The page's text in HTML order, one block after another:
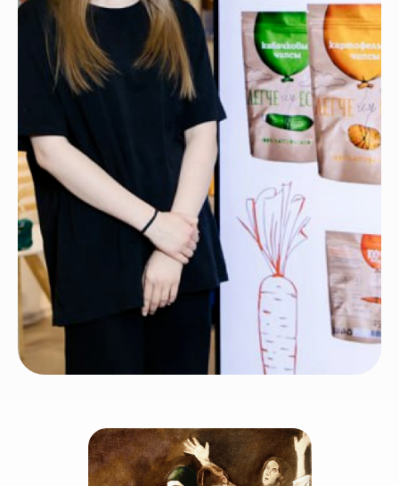
Выбрать курс
Хочешь отдохнуть
и перезарядиться?
Приходи к нам
рисовать!
Оставить заявку